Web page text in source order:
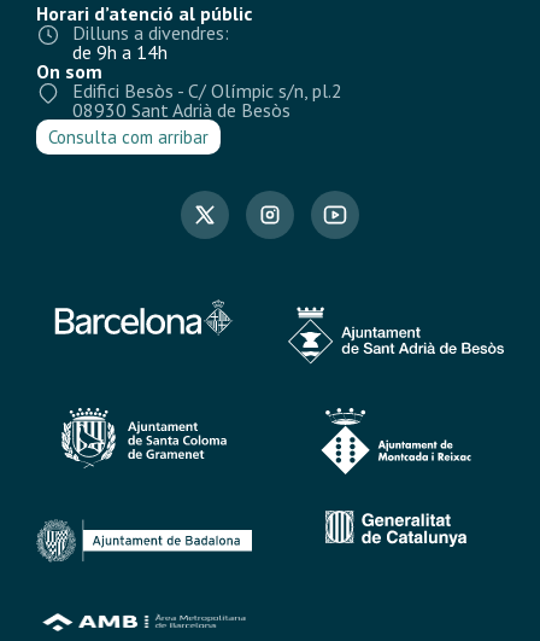
Horari d’atenció al públic
Dilluns a divendres:
de 9h a 14h
On som
Edifici Besòs - C/ Olímpic s/n, pl.2
08930 Sant Adrià de Besòs
Consulta com arribar